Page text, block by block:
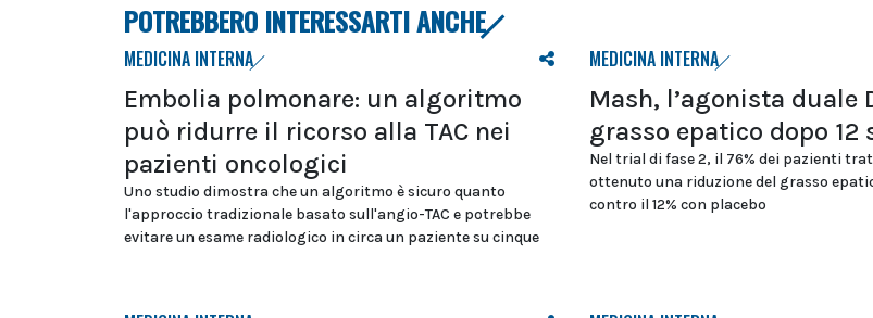
POTREBBERO INTERESSARTI ANCHE
MEDICINA INTERNA
Embolia polmonare: un algoritmo
può ridurre il ricorso alla TAC nei
pazienti oncologici
Uno studio dimostra che un algoritmo è sicuro quanto
l'approccio tradizionale basato sull'angio-TAC e potrebbe
evitare un esame radiologico in circa un paziente su cinque
MEDICINA INTERNA
Mash, l’agonista duale
grasso epatico dopo 12
Nel trial di fase 2, il 76% dei pazienti
ottenuto una riduzione del grasso
contro il 12% con placebo